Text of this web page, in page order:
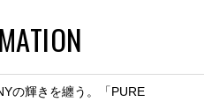
の輝きを纏う。「PURE